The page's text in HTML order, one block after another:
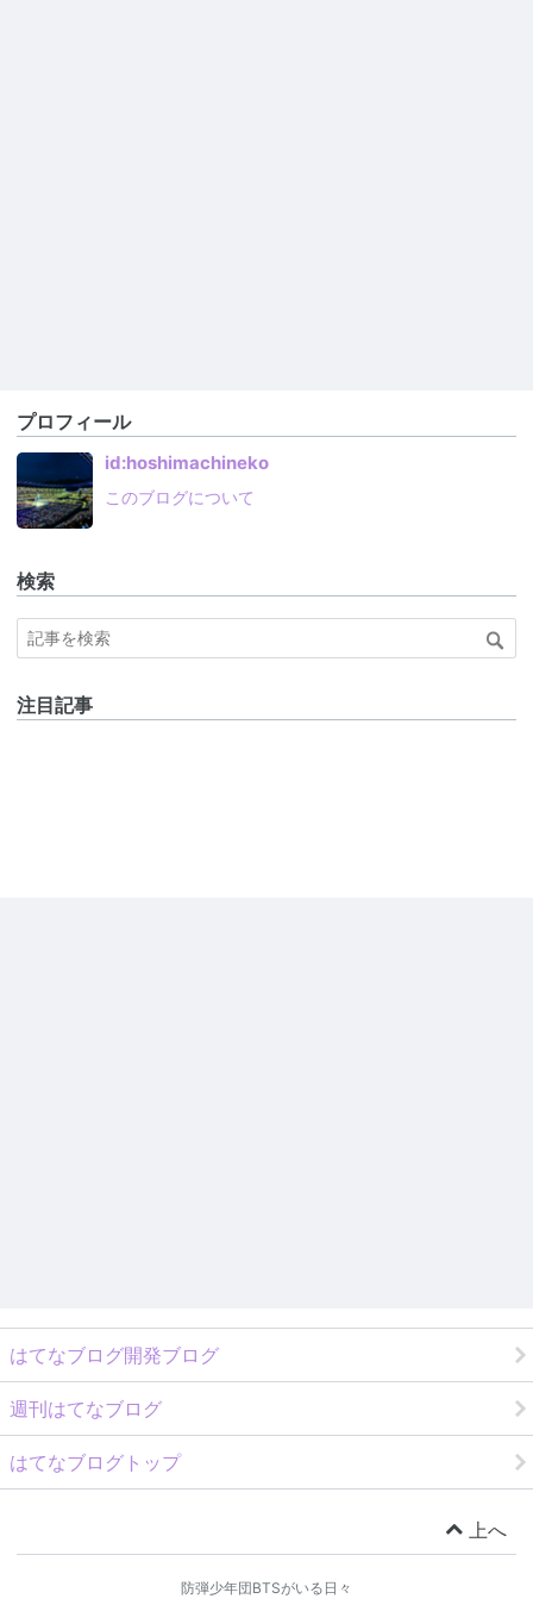
プロフィール
id:hoshimachineko
このブログについて
検索
注目記事
はてなブログ開発ブログ
週刊はてなブログ
はてなブログトップ
上へ
防弾少年団BTSがいる日々